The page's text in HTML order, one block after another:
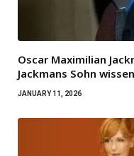
Oscar Maximilian
Jackmans Sohn
JANUARY 11, 2026